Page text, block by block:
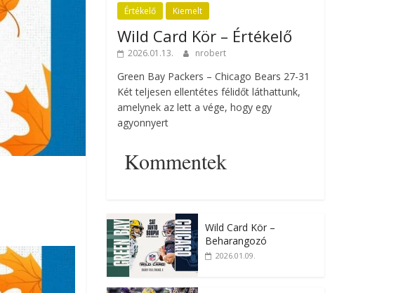
Értékelő Kiemelt
Wild Card Kör – Értékelő
2026.01.13. nrobert
Green Bay Packers – Chicago Bears 27-31
Két teljesen ellentétes félidőt láthattunk,
amelynek az lett a vége, hogy egy
agyonnyert
Kommentek
Wild Card Kör –
Beharangozó
2026.01.09.